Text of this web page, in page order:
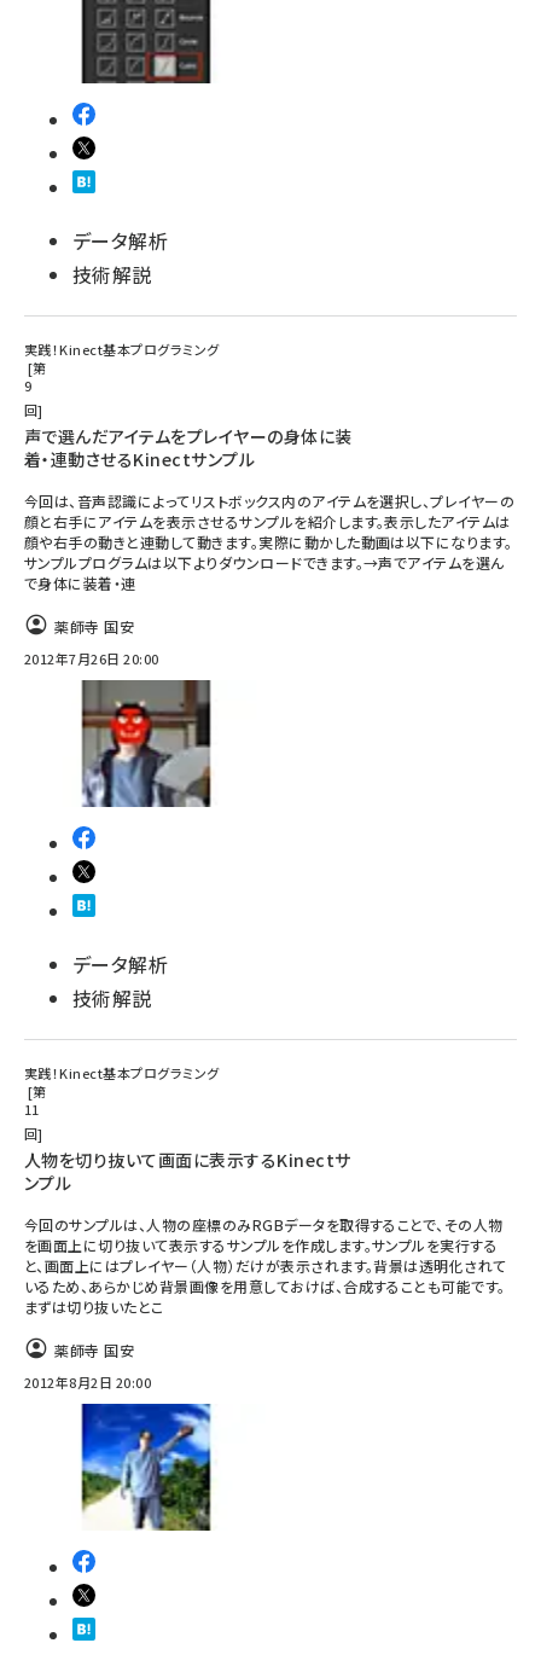
データ解析
技術解説
実践！Kinect基本プログラミング
第
9
回
声で選んだアイテムをプレイヤーの身体に装
着・連動させるKinectサンプル
今回は、音声認識によってリストボックス内のアイテムを選択し、プレイヤーの
顔と右手にアイテムを表示させるサンプルを紹介します。表示したアイテムは
顔や右手の動きと連動して動きます。実際に動かした動画は以下になります。
サンプルプログラムは以下よりダウンロードできます。→声でアイテムを選ん
で身体に装着・連
薬師寺 国安
2012年7月26日 20:00
データ解析
技術解説
実践！Kinect基本プログラミング
第
11
回
人物を切り抜いて画面に表示するKinectサ
ンプル
今回のサンプルは、人物の座標のみRGBデータを取得することで、その人物
を画面上に切り抜いて表示するサンプルを作成します。サンプルを実行する
と、画面上にはプレイヤー（人物）だけが表示されます。背景は透明化されて
いるため、あらかじめ背景画像を用意しておけば、合成することも可能です。
まずは切り抜いたとこ
薬師寺 国安
2012年8月2日 20:00